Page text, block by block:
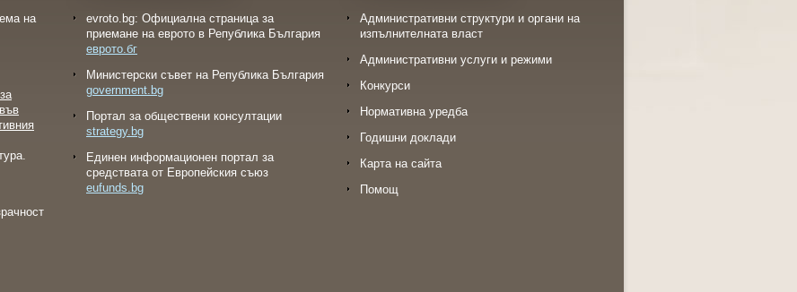
на
evroto.bg: Официална страница за
приемане на еврото в Република България
еврото.бг
Министерски съвет на Република България
government.bg
Портал за обществени консултации
strategy.bg
Eдинен информационен портал за
средствата от Европейския съюз
eufunds.bg
Административни структури и органи на
изпълнителната власт
Административни услуги и режими
Конкурси
Нормативна уредба
Годишни доклади
Карта на сайта
Помощ